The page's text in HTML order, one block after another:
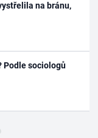
na bránu,
Podle sociologů